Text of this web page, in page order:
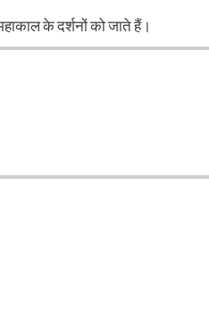
के दर्शनों को जाते हैं।